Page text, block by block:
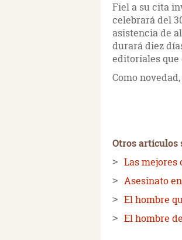
Fiel a su cita
celebrará del
asistencia de
durará diez
editoriales que
Como
Otros artículos
Las
Asesinato
El hombre
El hombre